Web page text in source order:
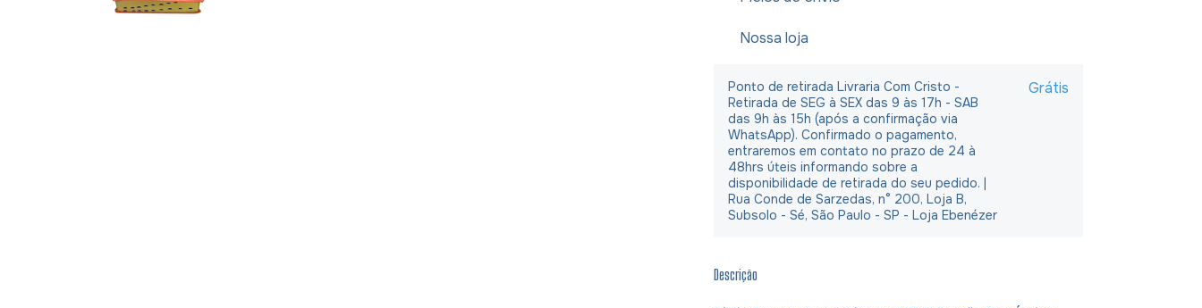
Nossa loja
Ponto de retirada Livraria Com Cristo -
Retirada de SEG à SEX das 9 às 17h - SAB
das 9h às 15h (após a confirmação via
WhatsApp). Confirmado o pagamento,
entraremos em contato no prazo de 24 à
48hrs úteis informando sobre a
disponibilidade de retirada do seu pedido. |
Rua Conde de Sarzedas, n° 200, Loja B,
Subsolo - Sé, São Paulo - SP - Loja Ebenézer
Grátis
Descrição